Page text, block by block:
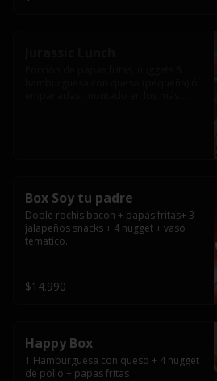
Box Soy tu padre
Doble rochis bacon + papas fritas+ 3
jalapeños snacks + 4 nugget + vaso
tematico.
$14.990
Happy Box
1 Hamburguesa con queso + 4 nugget
de pollo + papas fritas